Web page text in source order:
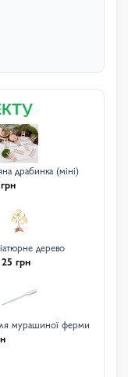
драбинка (міні)
дерево
грн
мурашиної ферми